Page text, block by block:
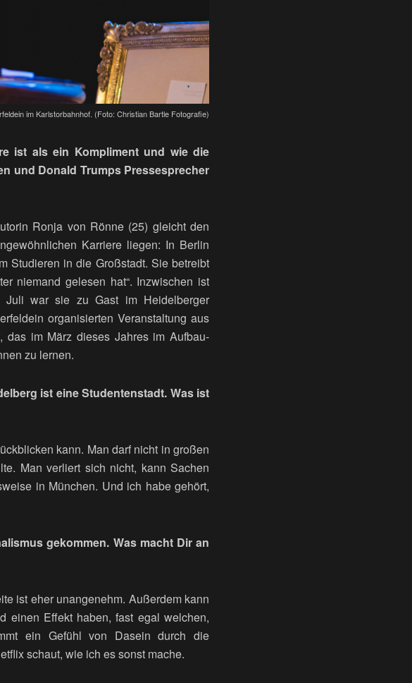
im Karlstorbahnhof. (Foto: Christian Bartle Fotografie)
ist als ein Kompliment und wie die
und Donald Trumps Pressesprecher
Ronja von Rönne (25) gleicht den
Karriere liegen: In Berlin
Studieren in die Großstadt. Sie betreibt
niemand gelesen hat“. Inzwischen ist
Juli war sie zu Gast im Heidelberger
organisierten Veranstaltung aus
das im März dieses Jahres im Aufbau-
zu lernen.
ist eine Studentenstadt. Was ist
kann. Man darf nicht in großen
Man verliert sich nicht, kann Sachen
in München. Und ich habe gehört,
gekommen. Was macht Dir an
ist eher unangenehm. Außerdem kann
einen Effekt haben, fast egal welchen,
ein Gefühl von Dasein durch die
schaut, wie ich es sonst mache.